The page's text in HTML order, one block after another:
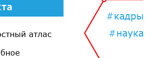
#кадры
#наука
атлас